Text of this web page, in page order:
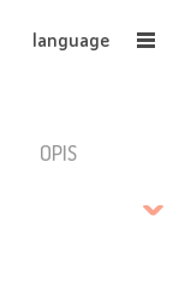
language
OPIS